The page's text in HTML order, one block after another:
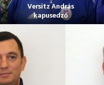
Versitz András
kapusedző